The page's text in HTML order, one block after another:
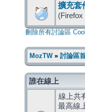
擴充套
(Firefox
刪除所有討論區
MozTW» 討論區
誰在線上
線上共
最高線